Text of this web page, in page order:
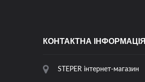
КОНТАКТНА ІНФОРМАЦІЯ
STEPER інтернет-магазин